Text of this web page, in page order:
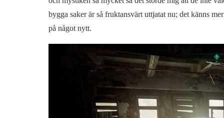
bygga saker är så fruktansvärt uttjatat nu; det känns
på något nytt.